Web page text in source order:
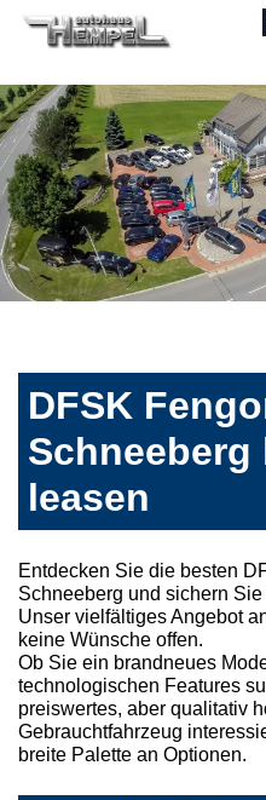
DFSK
leasen
Entdecken Sie die besten
Schneeberg und sichern
Unser vielfältiges Angebot
keine Wünsche offen.
Ob Sie ein brandneues
technologischen Features
preiswertes, aber qualitativ
Gebrauchtfahrzeug
breite Palette an Optionen.